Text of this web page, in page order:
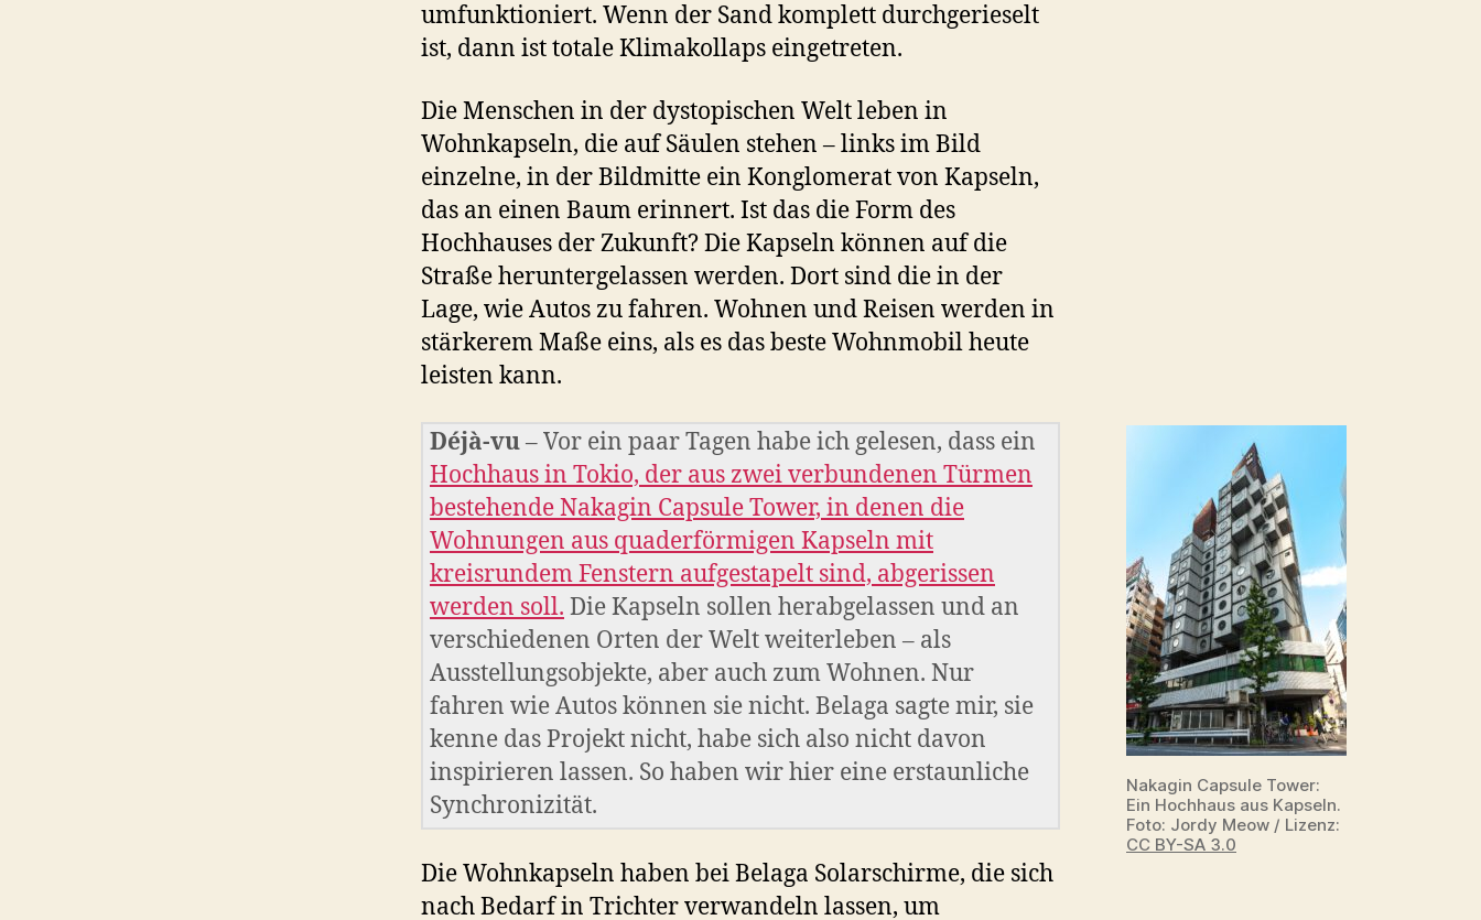
umfunktioniert. Wenn der Sand komplett durchgerieselt
ist, dann ist totale Klimakollaps eingetreten.
Die Menschen in der dystopischen Welt leben in
Wohnkapseln, die auf Säulen stehen – links im Bild
einzelne, in der Bildmitte ein Konglomerat von Kapseln,
das an einen Baum erinnert. Ist das die Form des
Hochhauses der Zukunft? Die Kapseln können auf die
Straße heruntergelassen werden. Dort sind die in der
Lage, wie Autos zu fahren. Wohnen und Reisen werden in
stärkerem Maße eins, als es das beste Wohnmobil heute
leisten kann.
Nakagin Capsule Tower:
Ein Hochhaus aus Kapseln.
Foto: Jordy Meow / Lizenz:
CC BY-SA 3.0
Déjà-vu– Vor ein paar Tagen habe ich gelesen, dass ein
Hochhaus in Tokio, der aus zwei verbundenen Türmen
bestehende Nakagin Capsule Tower, in denen die
Wohnungen aus quaderförmigen Kapseln mit
kreisrundem Fenstern aufgestapelt sind, abgerissen
werden soll. Die Kapseln sollen herabgelassen und an
verschiedenen Orten der Welt weiterleben – als
Ausstellungsobjekte, aber auch zum Wohnen. Nur
fahren wie Autos können sie nicht. Belaga sagte mir, sie
kenne das Projekt nicht, habe sich also nicht davon
inspirieren lassen. So haben wir hier eine erstaunliche
Synchronizität.
Die Wohnkapseln haben bei Belaga Solarschirme, die sich
nach Bedarf in Trichter verwandeln lassen, um